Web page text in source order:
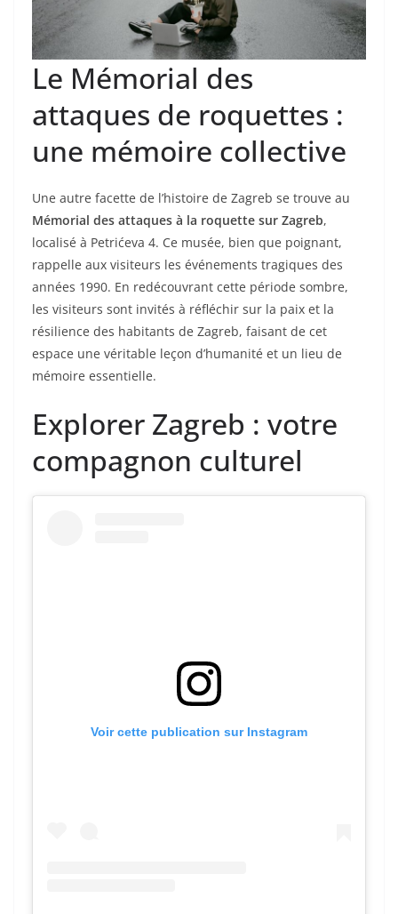
Le Mémorial des
attaques de roquettes :
une mémoire collective
Une autre facette de l’histoire de Zagreb se trouve au
Mémorial des attaques à la roquette sur Zagreb,
localisé à Petrićeva 4. Ce musée, bien que poignant,
rappelle aux visiteurs les événements tragiques des
années 1990. En redécouvrant cette période sombre,
les visiteurs sont invités à réfléchir sur la paix et la
résilience des habitants de Zagreb, faisant de cet
espace une véritable leçon d’humanité et un lieu de
mémoire essentielle.
Explorer Zagreb : votre
compagnon culturel
Voir cette publication sur Instagram